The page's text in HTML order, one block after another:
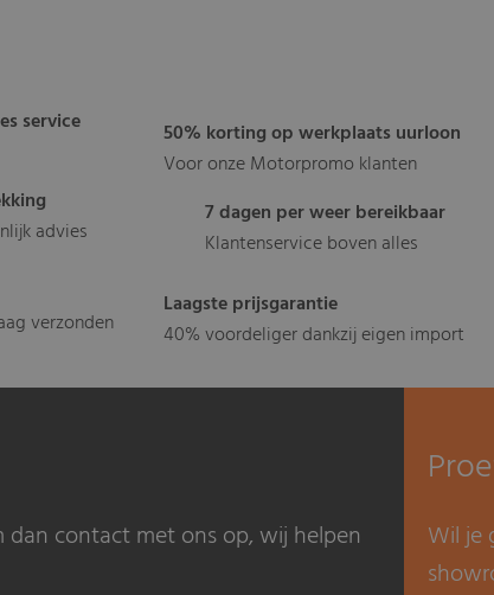
service
advies
verzonden
50% korting op werkplaats uurloon
Voor onze Motorpromo klanten
7 dagen per weer bereikbaar
Klantenservice boven alles
Laagste prijsgarantie
40% voordeliger dankzij eigen import
dan contact met ons op, wij helpen
Wil je